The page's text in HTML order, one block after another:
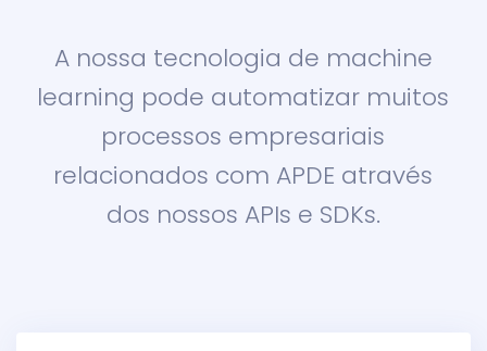
A nossa tecnologia de machine
learning pode automatizar muitos
processos empresariais
relacionados com APDE através
dos nossos APIs e SDKs.